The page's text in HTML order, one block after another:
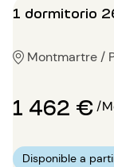
1 dormitorio
Montmartre /
1 462 €/
Disponible a